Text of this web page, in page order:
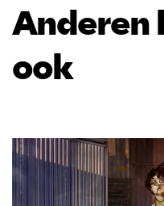
Anderen
ook